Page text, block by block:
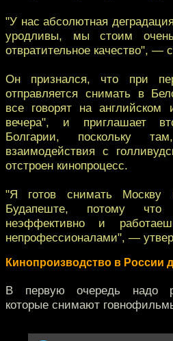
"У нас абсолютная
уродливы, мы стоим
отвратительное качество", —
Он признался, что при
отправляется снимать в
все говорят на
вечера", и приглашает
Болгарии, поскольку
взаимодействия с
отстроен кинопроцесс.
"Я готов снимать
Будапеште, потому
неэффективно и
непрофессионалами", —
Кинопроизводство в России
В первую очередь надо
которые снимают